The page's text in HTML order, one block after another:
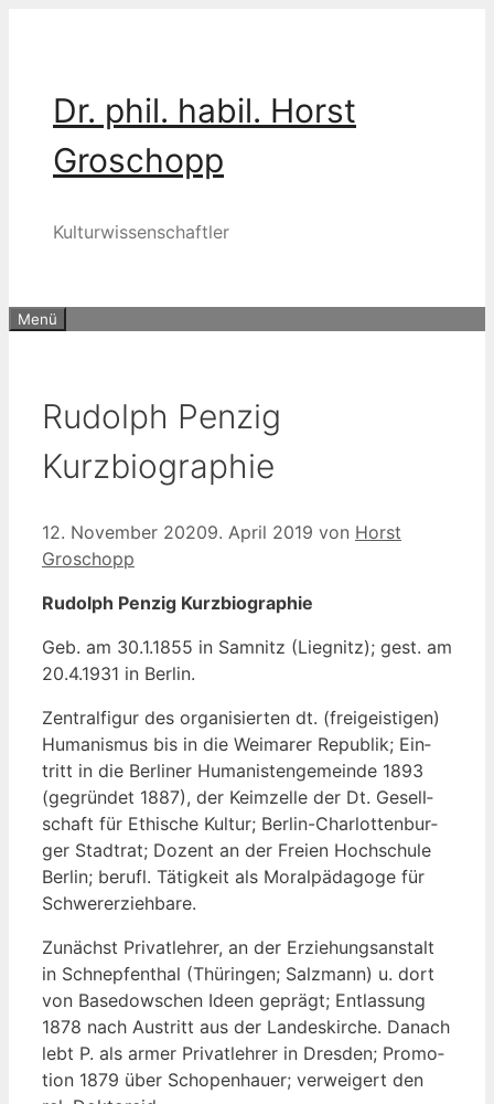
Dr. phil. habil. Horst
Groschopp
Kulturwissenschaftler
Menü
Rudolph Penzig
Kurzbiographie
12. November 20209. April 2019 von Horst
Groschopp
Rudolph Pen­zig Kurzbiographie
Geb. am 30.1.1855 in Sam­nitz (Lie­gnitz); gest. am
20.4.1931 in Berlin.
Zen­tral­fi­gur des orga­ni­sier­ten dt. (frei­geis­ti­gen)
Huma­nis­mus bis in die Wei­ma­rer Repu­blik; Ein­
tritt in die Ber­li­ner Huma­nis­ten­ge­mein­de 1893
(gegrün­det 1887), der Keim­zel­le der Dt. Gesell­
schaft für Ethi­sche Kul­tur; Ber­lin-Char­lot­ten­bur­
ger Stadt­rat; Dozent an der Frei­en Hoch­schu­le
Ber­lin; berufl. Tätig­keit als Moral­päd­ago­ge für
Schwererziehbare.
Zunächst Pri­vat­leh­rer, an der Erzie­hungs­an­stalt
in Schnep­fen­thal (Thü­rin­gen; Salz­mann) u. dort
von Base­dowschen Ideen geprägt; Ent­las­sung
1878 nach Aus­tritt aus der Lan­des­kir­che. Danach
lebt P. als armer Pri­vat­leh­rer in Dres­den; Pro­mo­
ti­on 1879 über Scho­pen­hau­er; ver­wei­gert den